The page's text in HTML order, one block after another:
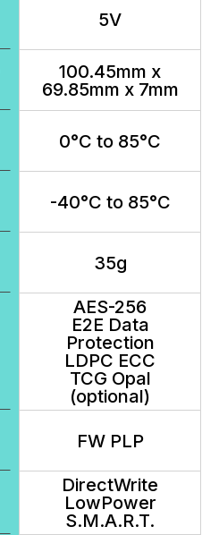
5V
100.45mm x
69.85mm x 7mm
0°C to 85°C
-40°C to 85°C
35g
AES-256
E2E Data
Protection
LDPC ECC
TCG Opal
(optional)
FW PLP
DirectWrite
LowPower
S.M.A.R.T.